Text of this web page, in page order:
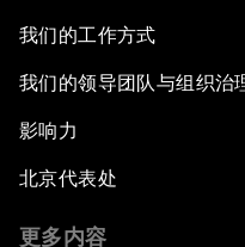
我们的工作方式
我们的领导团队与组织治
影响力
北京代表处
更多内容